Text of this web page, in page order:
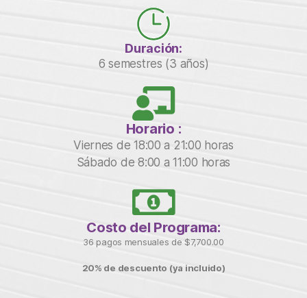
Duración:
6 semestres (3 años)
Horario :
Viernes de 18:00 a 21:00 horas
Sábado de 8:00 a 11:00 horas
Costo del Programa:
36 pagos mensuales de $7,700.00
20% de descuento (ya incluido)